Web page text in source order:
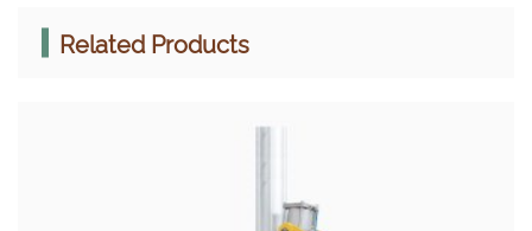
Related Products